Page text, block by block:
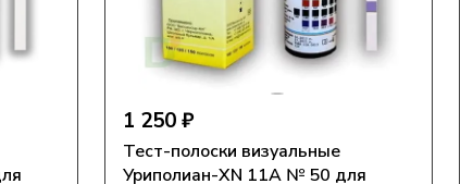
1 250 ₽
Тест-полоски визуальные
Уриполиан-XN 11A № 50 для